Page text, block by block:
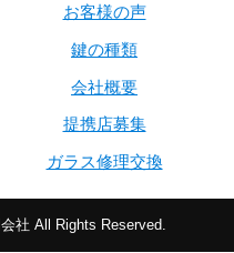
お客様の声
鍵の種類
会社概要
提携店募集
ガラス修理交換
社 All Rights Reserved.